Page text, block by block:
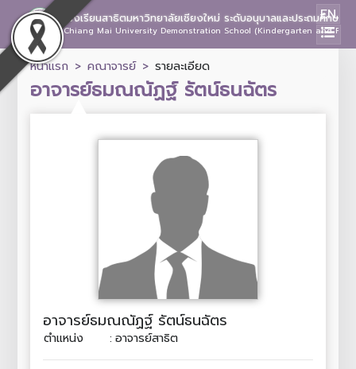
โรงเรียนสาธิตมหาวิทยาลัยเชียงใหม่ ระดับอนุบาลและประถมศึกษา
Chiang Mai University Demonstration School (Kindergarten and
EN
หน้าแรก คณาจารย์ รายละเอียด
อาจารย์ธมณณัฏฐ์ รัตน์ธนฉัตร
อาจารย์ธมณณัฏฐ์ รัตน์ธนฉัตร
ตำแหน่ง : อาจารย์สาธิต